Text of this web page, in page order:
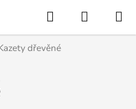
Hledat
KOŠÍK
dřevěné